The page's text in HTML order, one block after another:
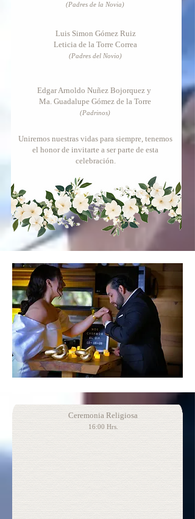
(Padres de la Novia)
Luis Simon Gómez Ruiz
Leticia de la Torre Correa
(Padres del Novio)
Edgar Arnoldo Nuñez Bojorquez y
Ma. Guadalupe Gómez de la Torre
(Padrinos)
Uniremos nuestras vidas para siempre, tenemos
el honor de invitarte a ser parte de esta
celebración.
Ceremonia Religiosa
16:00 Hrs.